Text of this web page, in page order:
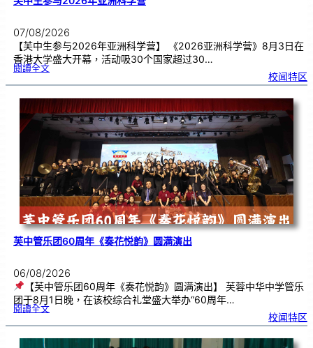
07/08/2026
【芙中生参与2026年亚洲科学营】 《2026亚洲科学营》8月3日在
香港大学盛大开幕，活动吸30个国家超过30…
閱讀全文:芙
生
参
2
0
2
6
年
亚
洲科
校闻特区
芙中管乐团60周年《奏花悦韵》圆满演出
06/08/2026
【芙中管乐团60周年《奏花悦韵》圆满演出】 芙蓉中华中学管乐
团于8月1日晚，在该校综合礼堂盛大举办“60周年…
閱讀全文:芙
乐
6
0
校闻特区